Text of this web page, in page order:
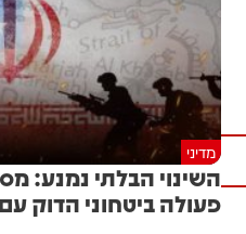
מדיני
השינוי הבלתי נמנע:
פעולה ביטחוני הדוק